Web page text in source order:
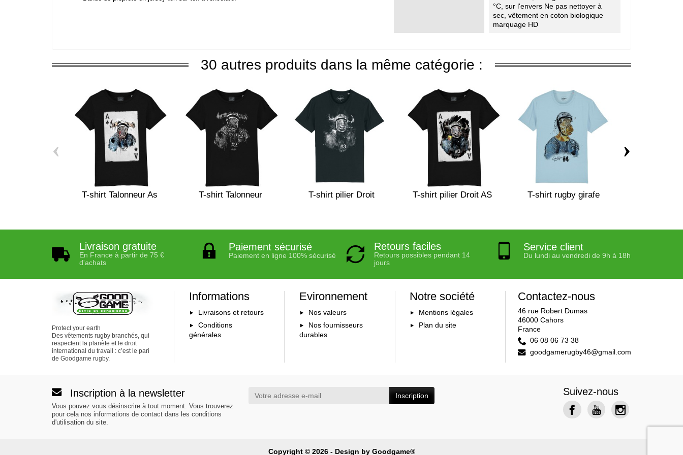
°C, sur l'envers Ne pas nettoyer à
sec, vêtement en coton biologique
marquage HD
30 autres produits dans la même catégorie :
T-shirt Talonneur As T-shirt Talonneur T-shirt pilier Droit T-shirt pilier Droit AS T-shirt rugby girafe
‹ ›
Livraison gratuite
En France à partir de 75 €
d'achats
Paiement sécurisé
Paiement en ligne 100% sécurisé
Retours faciles
Retours possibles pendant 14
jours
Service client
Du lundi au vendredi de 9h à 18h
Protect your earth
Des vêtements rugby branchés, qui
respectent la planète et le droit
international du travail : c’est le pari
de Goodgame rugby.
Informations
Livraisons et retours
Conditions
générales
Evironnement
Nos valeurs
Nos fournisseurs
durables
Notre société
Mentions légales
Plan du site
Contactez-nous
46 rue Robert Dumas
46000 Cahors
France
06 08 06 73 38
goodgamerugby46@gmail.com
Inscription à la newsletter
Vous pouvez vous désinscrire à tout moment. Vous trouverez
pour cela nos informations de contact dans les conditions
d'utilisation du site.
Inscription Suivez-nous
Copyright © 2026 - Design by Goodgame®